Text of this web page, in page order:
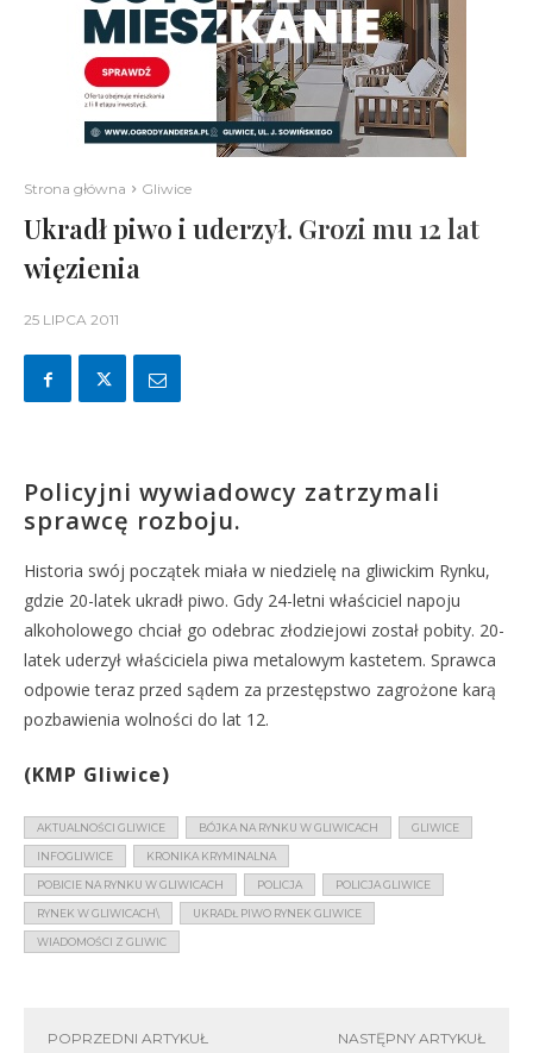
Strona główna Gliwice
Ukradł piwo i uderzył. Grozi mu 12 lat
więzienia
25 LIPCA 2011
Policyjni wywiadowcy zatrzymali
sprawcę rozboju.
Historia swój początek miała w niedzielę na gliwickim Rynku,
gdzie 20-latek ukradł piwo. Gdy 24-letni właściciel napoju
alkoholowego chciał go odebrac złodziejowi został pobity. 20-
latek uderzył właściciela piwa metalowym kastetem. Sprawca
odpowie teraz przed sądem za przestępstwo zagrożone karą
pozbawienia wolności do lat 12.
(KMP Gliwice)
AKTUALNOŚCI GLIWICE BÓJKA NA RYNKU W GLIWICACH GLIWICE
INFOGLIWICE KRONIKA KRYMINALNA
POBICIE NA RYNKU W GLIWICACH POLICJA POLICJA GLIWICE
RYNEK W GLIWICACH\ UKRADŁ PIWO RYNEK GLIWICE
WIADOMOŚCI Z GLIWIC
POPRZEDNI ARTYKUŁ NASTĘPNY ARTYKUŁ